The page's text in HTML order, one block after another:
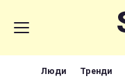
Люди Тренди